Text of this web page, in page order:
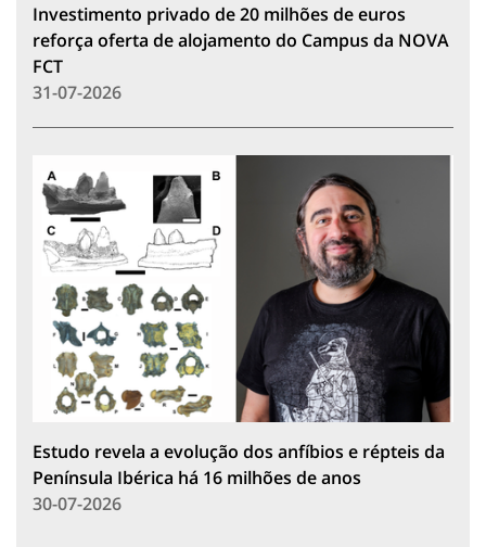
Investimento privado de 20 milhões de euros
reforça oferta de alojamento do Campus da NOVA
FCT
31-07-2026
Estudo revela a evolução dos anfíbios e répteis da
Península Ibérica há 16 milhões de anos
30-07-2026